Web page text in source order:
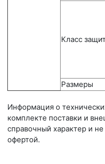
Класс
Размеры
Информация о
комплекте поставки и
справочный характер и
офертой.